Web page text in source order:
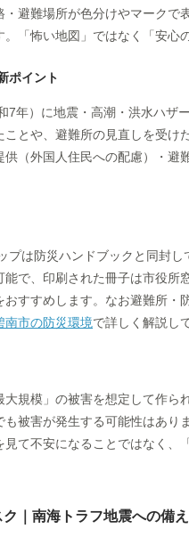
避難場所が色分けやマークで
「怖い地図」ではなく「安心
ポイント
7年）に地震・高潮・洪水ハザ
とや、避難所の見直しを受け
供（外国人住民への配慮）・
プは防災ハンドブックと同封
能で、印刷された冊子は市役
おすすめします。なお避難所・
南市の防災環境で詳しく解説し
大規模」の被害を想定して作
も被害が発生する可能性はあ
見て不安になることではなく、
｜南海トラフ地震への備え